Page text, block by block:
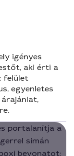
igényes
aki érti a
felület
egyenletes